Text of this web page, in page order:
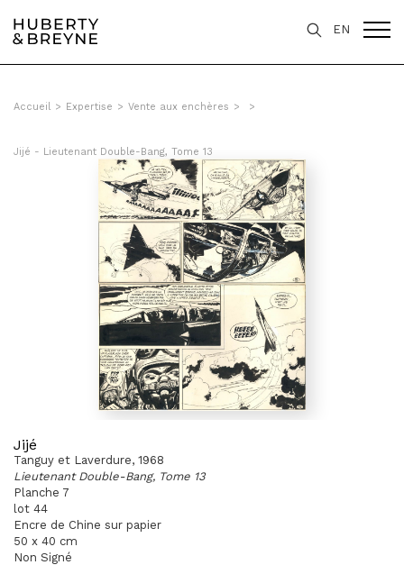
EN
Accueil > Expertise > Vente aux enchères > >
Jijé - Lieutenant Double-Bang, Tome 13
Jijé
Tanguy et Laverdure, 1968
Lieutenant Double-Bang, Tome 13
Planche 7
lot 44
Encre de Chine sur papier
50 x 40 cm
Non Signé